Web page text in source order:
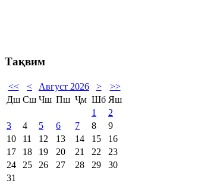
Тақвим
<< < Август 2026 >
>>
Дш Сш Чш Пш Ҷм Шб Яш
1
2
3
4 5 6 7 8
9
10
11 12 13 14 15
16
17
18 19 20 21 22
23
24
25 26 27 28 29
30
31